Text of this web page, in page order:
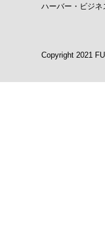
ハーバー・ビジ
Copyright 2021